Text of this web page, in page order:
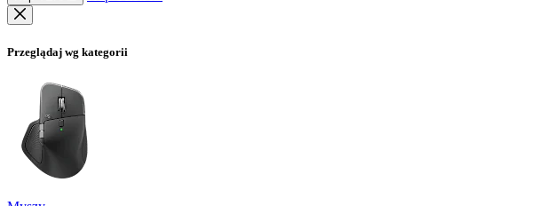
Przeglądaj wg kategorii